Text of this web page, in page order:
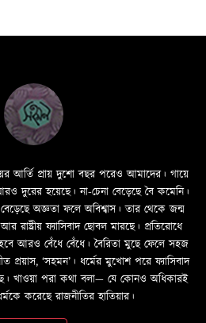
আর্তি প্রায় দুশো বছর পরেও আমাদের। গায়ে
দুরের হয়েছে। না-চেনা বেড়েছে বৈ কমেনি।
অজ্ঞতা ফলে অবিশ্বাস। তার থেকে জন্ম
রাষ্ট্রীয় ফ্যাসিবাদ ছোবল মারছে। প্রতিরোধে
আরও বেঁধে বেঁধে। বৈরিতা মুছে ফেলে সহজ
‘সহমন’। ধর্মের মুখোশ পরে ফ্যাসিবাদ
খাওয়া পরা কথা বলা—­­ যে কোনও অধিকারই
করেছে রাজনীতির হাতিয়ার।